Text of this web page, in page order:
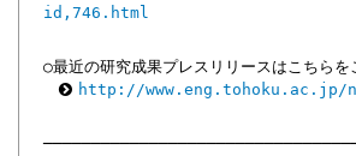
id,746.html
○最近の研究成果プレスリリースはこちらを
http://www.eng.tohoku.ac.jp/